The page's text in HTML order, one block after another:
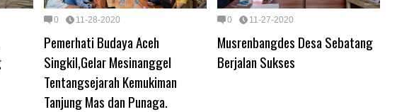
0 11-28-2020
Pemerhati Budaya Aceh
Singkil,Gelar Mesinanggel
Tentangsejarah Kemukiman
Tanjung Mas dan Punaga.
0 11-27-2020
Musrenbangdes Desa Sebatang
Berjalan Sukses